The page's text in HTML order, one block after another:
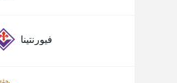
فيورنتينا